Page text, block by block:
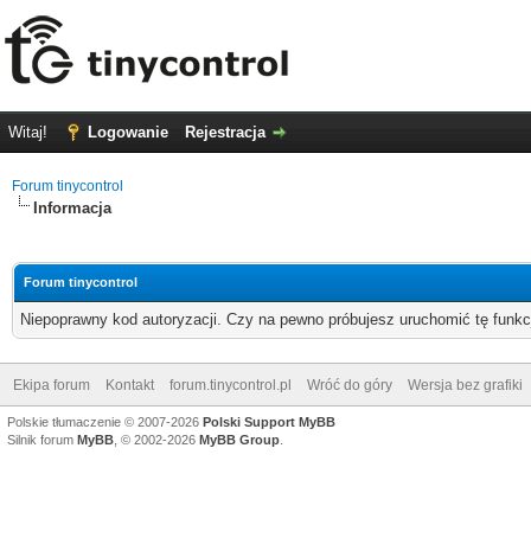
Witaj! Logowanie Rejestracja
Forum tinycontrol
Informacja
Forum tinycontrol
Niepoprawny kod autoryzacji. Czy na pewno próbujesz uruchomić tę
Ekipa forum Kontakt forum.tinycontrol.pl Wróć do góry Wersja bez grafiki
Polskie tłumaczenie © 2007-2026 Polski Support MyBB
Silnik forum MyBB , © 2002-2026 MyBB Group